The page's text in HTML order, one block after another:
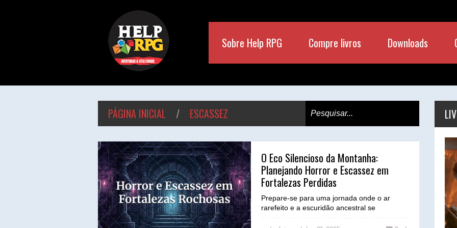
Sobre Help RPG Compre livros Downloads
PÁGINA INICIAL / ESCASSEZ
O Eco Silencioso da Montanha:
Planejando Horror e Escassez em
Fortalezas Perdidas
Prepare-se para uma jornada onde o ar
rarefeito e a escuridão ancestral se